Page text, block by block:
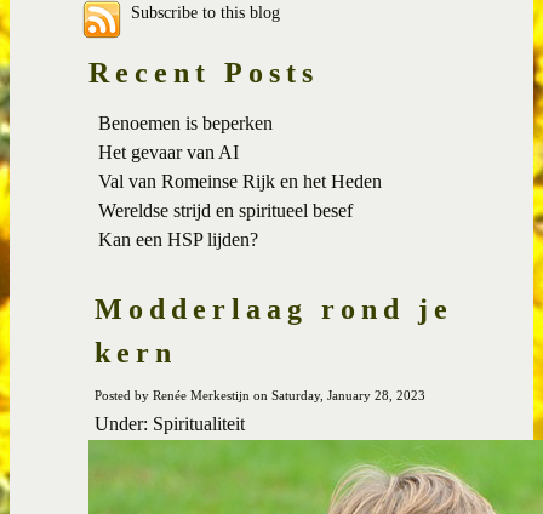
Subscribe to this blog
Recent Posts
Benoemen is beperken
Het gevaar van AI
Val van Romeinse Rijk en het Heden
Wereldse strijd en spiritueel besef
Kan een HSP lijden?
Modderlaag rond je
kern
Posted by Renée Merkestijn on Saturday, January 28, 2023
Under: Spiritualiteit